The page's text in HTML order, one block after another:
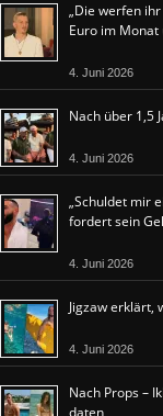
„Die werfen
Euro im
4. Juni 2026
Nach über 1,5
4. Juni 2026
„Schuldet mir
fordert sein
4. Juni 2026
Jigzaw erklärt,
4. Juni 2026
Nach Props –